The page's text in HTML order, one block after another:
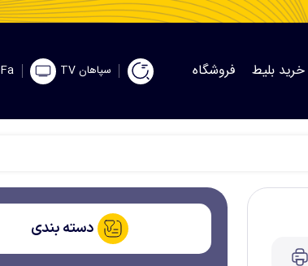
خرید بلیط فروشگاه سپاهان TV Fa
دسته بندی